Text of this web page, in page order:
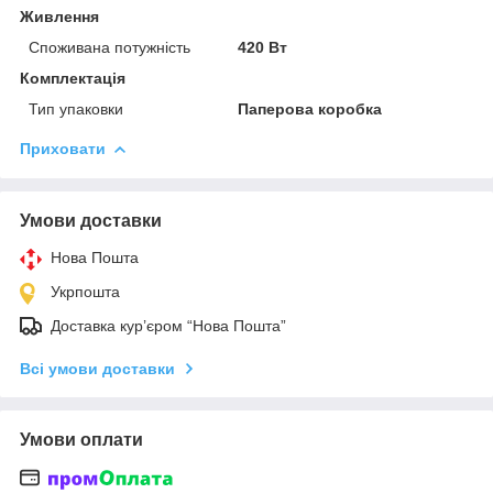
Живлення
Споживана потужність
420 Вт
Комплектація
Тип упаковки
Паперова коробка
Приховати
Умови доставки
Нова Пошта
Укрпошта
Доставка кур’єром “Нова Пошта”
Всі умови доставки
Умови оплати